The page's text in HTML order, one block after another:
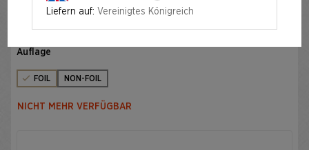
FOIL EDITION
Auflage
FOIL NON-FOIL
NICHT MEHR VERFÜGBAR
Liefern auf: Vereinigtes Königreich